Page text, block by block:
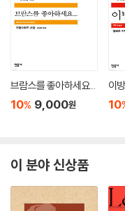
나는 예상치도 못했고 기대
득 채우는 이 몹시 놀라운
모두는 지금 우리가 살고 있
의 삶의 즐거움과 고통을
한다. 우리 인류는 함께 노래
에게 들려준다. 그렇다면 우
조슬린 소시에, 캐나다 클리
---「저자의 한국어판 서문」
한 거트루드는 호숫가 숲속
주(Marie-Desneige)로 소
다. 그리고 찰리와의 수줍고
제낀다. 아래는 찰리와 마
“이게 첫 키스인가요?”
적 없는 모든 키스, 수백만
“우리는 이 모든 것을 하려
브람스를 좋아하세요...
10% 9,000원
이
10
이 분야 신상품